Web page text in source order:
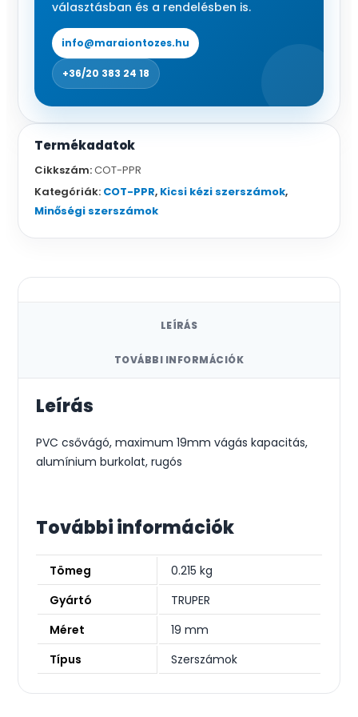
mennyiség
választásban és a rendelésben is.
info@maraiontozes.hu
+36/20 383 24 18
Termékadatok
Cikkszám:COT-PPR
Kategóriák: COT-PPR, Kicsi kézi szerszámok,
Minőségi szerszámok
LEÍRÁS
TOVÁBBI INFORMÁCIÓK
Leírás
PVC csővágó, maximum 19mm vágás kapacitás,
alumínium burkolat, rugós
További információk
Tömeg
0.215 kg
Gyártó
TRUPER
Méret
19 mm
Típus
Szerszámok